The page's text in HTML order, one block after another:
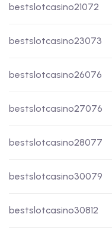
bestslotcasino21072
bestslotcasino23073
bestslotcasino26076
bestslotcasino27076
bestslotcasino28077
bestslotcasino30079
bestslotcasino30812